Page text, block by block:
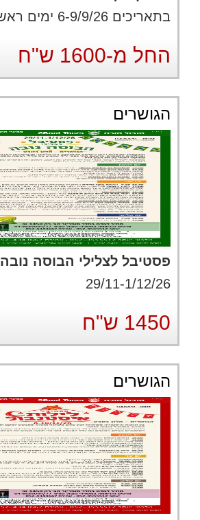
בתאריכים 6-9/9/26 ימים ראשון עד רביעי
החל מ-1600 ש"ח
הגושרים
פסטיבל לצלילי הבוסה נובה
29/11-1/12/26
1450 ש"ח
הגושרים